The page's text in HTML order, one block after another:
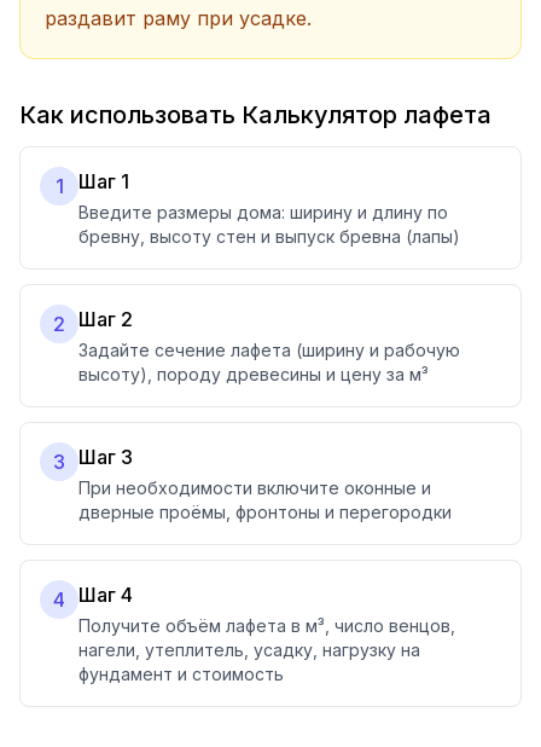
раздавит раму при усадке.
Как использовать Калькулятор лафета
1 Шаг 1
Введите размеры дома: ширину и длину по
бревну, высоту стен и выпуск бревна (лапы)
2 Шаг 2
Задайте сечение лафета (ширину и рабочую
высоту), породу древесины и цену за м³
3 Шаг 3
При необходимости включите оконные и
дверные проёмы, фронтоны и перегородки
4 Шаг 4
Получите объём лафета в м³, число венцов,
нагели, утеплитель, усадку, нагрузку на
фундамент и стоимость